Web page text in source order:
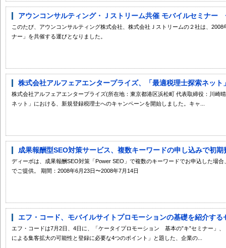
アウンコンサルティング・Ｊストリーム共催 モバイルセミナー
このたび、アウンコンサルティング株式会社、株式会社Ｊストリームの２社は、
ナー」を共催する運びとなりました。
株式会社アルフェアエンタープライズ、「最適税理士探索ネット
株式会社アルフェアエンタープライズ(所在地：東京都港区浜松町 代表取締役：川崎
ネット」における、新規登録税理士へのキャンペーンを開始しました。キャ...
成果報酬型SEO対策サービス、複数キーワードの申し込みで初期
ディーボは、成果報酬SEO対策「Power SEO」で複数のキーワードでお申込した場
でご提供。 期間：2008年6月23日〜2008年7月14日
エフ・コード、モバイルサイトプロモーションの基礎を紹介する
エフ・コードは7月2日、4日に、「ケータイプロモーション 基本の”キ”セミナー」
による集客拡大の可能性と登録に必要な4つのポイント」と題した、企業の...